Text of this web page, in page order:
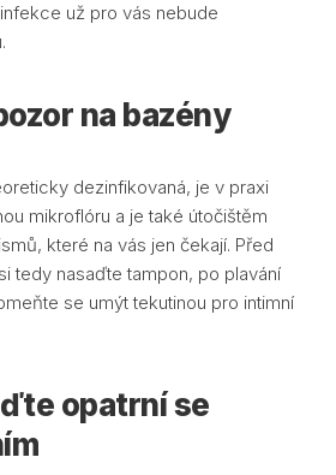
už pro vás nebude
na bazény
dezinfikovaná, je v praxi
mikroflóru a je také útočištěm
které na vás jen čekají. Před
tedy nasaďte tampon, po plavání
se umýt tekutinou pro intimní
opatrní se